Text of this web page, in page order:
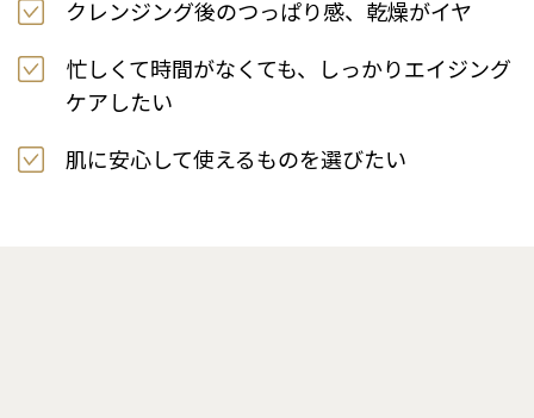
クレンジング後のつっぱり感、乾燥がイヤ
忙しくて時間がなくても、しっかりエイジング
ケアしたい
肌に安心して使えるものを選びたい